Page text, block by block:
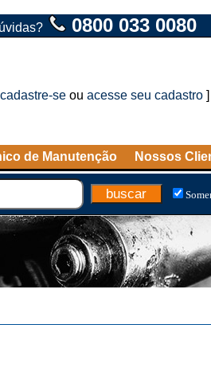
0800 033 0080
cadastre-se ou acesse seu cadastro ]
de Manutenção Nossos